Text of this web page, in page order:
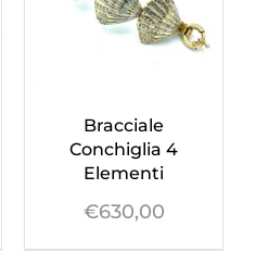
Bracciale
Conchiglia 4
Elementi
€630,00